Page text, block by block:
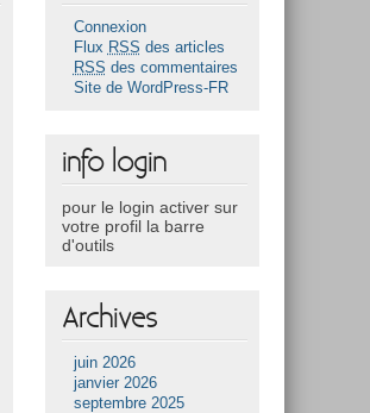
Connexion
Flux RSS des articles
RSS des commentaires
Site de WordPress-FR
info login
pour le login activer sur
votre profil la barre
d'outils
Archives
juin 2026
janvier 2026
septembre 2025